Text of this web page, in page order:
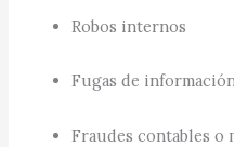
Robos internos
Fugas de
Fraudes contables o